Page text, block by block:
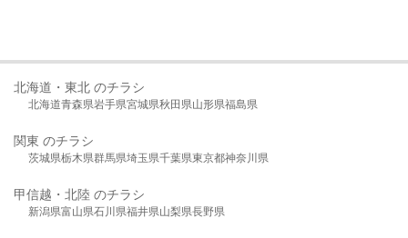
北海道・東北 のチラシ
北海道青森県岩手県宮城県秋田県山形県福島県
関東 のチラシ
茨城県栃木県群馬県埼玉県千葉県東京都神奈川県
甲信越・北陸 のチラシ
新潟県富山県石川県福井県山梨県長野県